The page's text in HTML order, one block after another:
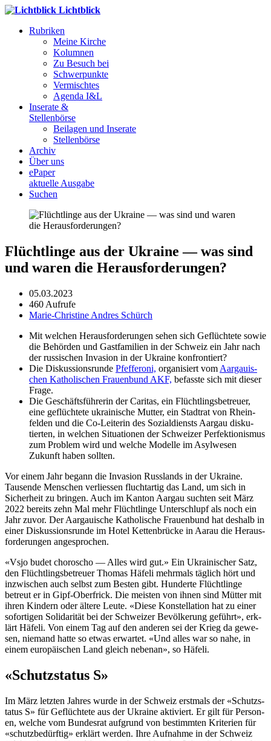
Lichtblick
Rubriken
Meine Kirche
Kolumnen
Zu Besuch bei
Schwerpunkte
Vermischtes
Agenda I&L
Inserate &
Stellenbörse
Beilagen und Inserate
Stellenbörse
Archiv
Über uns
ePaper
aktuelle Ausgabe
Suchen
Flüchtlinge aus der Ukraine — was sind
und waren die Herausforderungen?
05.03.2023
460 Aufrufe
Marie-Christine Andres Schürch
Mit welchen Her­aus­forderun­gen sehen sich Geflüchtete sowie
die Behör­den und Gast­fam­i­lien in der Schweiz ein Jahr nach
der rus­sis­chen Inva­sion in der Ukraine kon­fron­tiert?
Die Diskus­sion­srunde Pfef­fer­oni, organ­isiert vom Aar­gauis­
chen Katholis­chen Frauen­bund AKF, befasste sich mit dieser
Frage.
Die Geschäfts­führerin der Car­i­tas, ein Flüchtlings­be­treuer,
eine geflüchtete ukrainis­che Mut­ter, ein Stad­trat von Rhe­in­
felden und die Co-Lei­t­erin des Sozial­dien­sts Aar­gau disku­
tierten, in welchen Sit­u­a­tio­nen der Schweiz­er Per­fek­tion­is­mus
zum Prob­lem wird und welche Mod­elle im Asyl­we­sen
Zukun­ft haben soll­ten.
Vor einem Jahr begann die Inva­sion Rus­s­lands in der Ukraine.
Tausende Men­schen ver­liessen fluchtar­tig das Land, um sich in
Sicher­heit zu brin­gen. Auch im Kan­ton Aar­gau sucht­en seit März
2022 bere­its zehn Mal mehr Flüchtlinge Unter­schlupf als noch ein
Jahr zuvor. Der Aar­gauis­che Katholis­che Frauen­bund hat deshalb in
ein­er Diskus­sion­srunde im Hotel Ket­ten­brücke in Aarau die Her­aus­
forderun­gen ange­sprochen.
«Vsjo budet choroscho — Alles wird gut.» Ein Ukrainis­ch­er Satz,
den Flüchtlings­be­treuer Thomas Häfe­li mehrmals täglich hört und
inzwis­chen auch selb­st zum Besten gibt. Hun­derte Flüchtlinge
betreut er in Gipf-Ober­frick. Die meis­ten von ihnen sind Müt­ter mit
ihren Kindern oder ältere Leute. «Diese Kon­stel­la­tion hat zu ein­er
sofor­ti­gen Sol­i­dar­ität bei der Schweiz­er Bevölkerung geführt», erk­
lärt Häfe­li. Von einem Tag auf den anderen sei der Krieg da gewe­
sen, nie­mand hat­te so etwas erwartet. «Und alles war so nahe, in
einem europäis­chen Land gle­ich nebe­nan», so Häfe­li.
«Schutzstatus S»
Im März let­zten Jahres wurde in der Schweiz erst­mals der «Schutzs­
ta­tus S» für Geflüchtete aus der Ukraine aktiviert. Er gilt für Per­so­n­
en, welche vom Bun­desrat auf­grund von bes­timmten Kri­te­rien für
«schutzbedürftig» erk­lärt wer­den. Ihre Auf­nahme in der Schweiz